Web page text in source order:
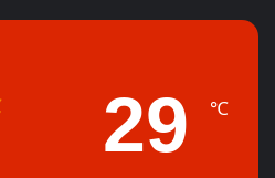
29 ℃